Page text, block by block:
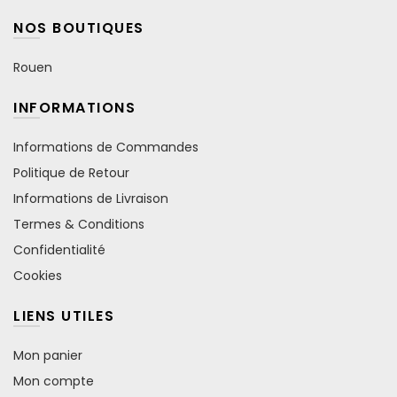
NOS BOUTIQUES
Rouen
INFORMATIONS
Informations de Commandes
Politique de Retour
Informations de Livraison
Termes & Conditions
Confidentialité
Cookies
LIENS UTILES
Mon panier
Mon compte